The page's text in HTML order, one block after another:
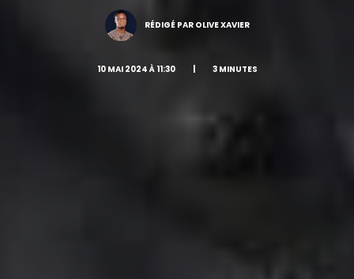
RÉDIGÉ PAR OLIVE XAVIER
10 MAI 2024 À 11:30 3 MINUTES